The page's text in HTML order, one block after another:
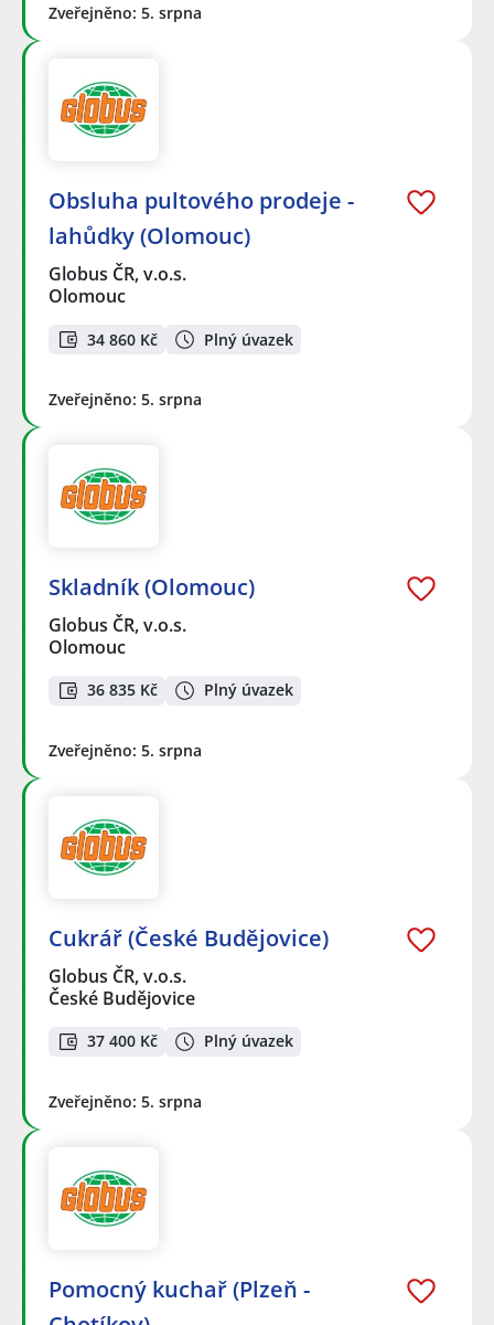
Zveřejněno: 5. srpna
Obsluha pultového prodeje -
lahůdky (Olomouc)
Globus ČR, v.o.s.
Olomouc
34 860 Kč Plný úvazek
Zveřejněno: 5. srpna
Skladník (Olomouc)
Globus ČR, v.o.s.
Olomouc
36 835 Kč Plný úvazek
Zveřejněno: 5. srpna
Cukrář (České Budějovice)
Globus ČR, v.o.s.
České Budějovice
37 400 Kč Plný úvazek
Zveřejněno: 5. srpna
Pomocný kuchař (Plzeň -